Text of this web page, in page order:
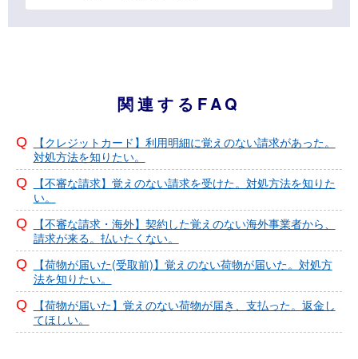
関連するFAQ
【クレジットカード】利用明細に覚えのない請求があった。
対処方法を知りたい。
【不審な請求】覚えのない請求を受けた。対処方法を知りた
い。
【不審な請求・海外】契約した覚えのない海外事業者から、
請求が来る。払いたくない。
【荷物が届いた(受取前)】覚えのない荷物が届いた。対処方
法を知りたい。
【荷物が届いた】覚えのない荷物が届き、支払った。返金し
てほしい。